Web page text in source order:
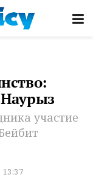
участие